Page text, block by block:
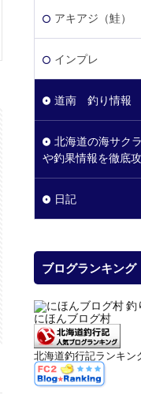
アキアジ（鮭）
インプレ
道南 釣り情報
北海道の海サク
や釣果情報を徹底攻
日記
ブログランキング
にほんブログ村
北海道釣行記ランキン